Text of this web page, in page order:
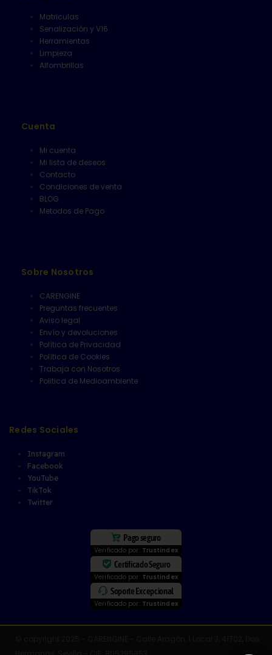
Matriculas
Senalización y V16
Herramientas
Limpieza
Alfombrillas
Cuenta
Mi cuenta
Mi lista de deseos
Contacto
Condiciones de venta
BLOG
Metodos de Pago
Sobre Nosotros
CARENGINE
Preguntas frecuentes
Aviso legal
Envío y devoluciones
Política de Privacidad
Política de Cookies
Trabaja con Nosotros
Politica de Medioambiente
Redes Sociales
Instagram
Facebook
YouTube
TikTok
Twitter
Pago seguro
Verificado por: Trustindex
Certificado Seguro
Verificado por: Trustindex
Soporte Excepcional
Verificado por: Trustindex